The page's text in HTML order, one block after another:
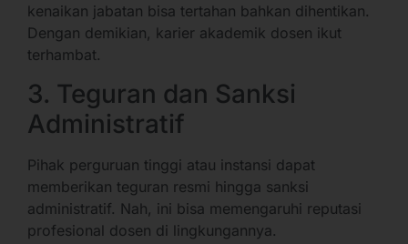
kenaikan jabatan bisa tertahan bahkan dihentikan.
Dengan demikian, karier akademik dosen ikut
terhambat.
3. Teguran dan Sanksi
Administratif
Pihak perguruan tinggi atau instansi dapat
memberikan teguran resmi hingga sanksi
administratif. Nah, ini bisa memengaruhi reputasi
profesional dosen di lingkungannya.